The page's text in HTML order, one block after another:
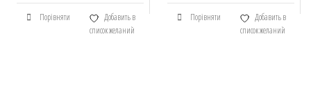
Порівняти
Добавить в
список желаний
Порівняти
Добавить в
список желаний